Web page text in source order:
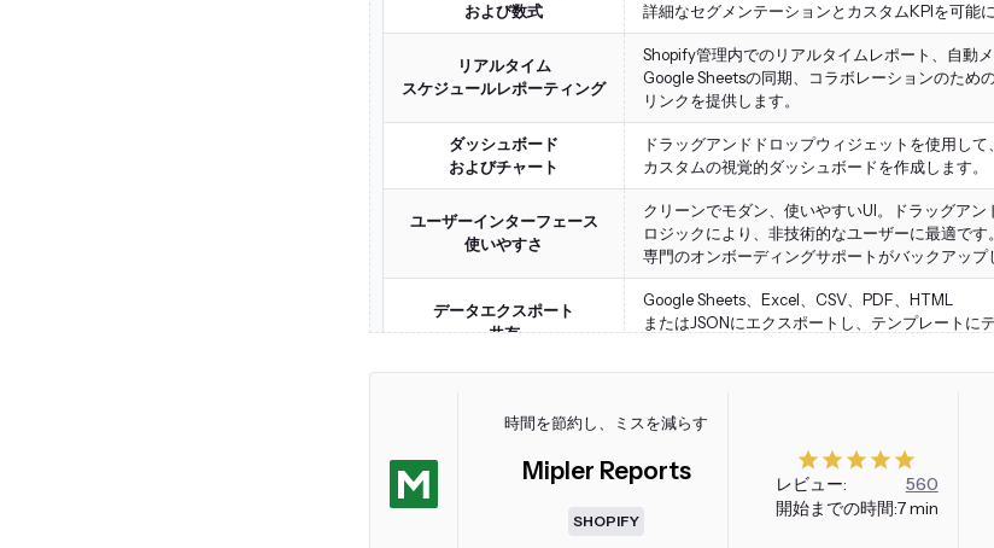
および数式
詳細なセグメンテーションとカスタムKPIを可能に
リアルタイム
スケジュールレポーティング
Shopify管理内でのリアルタイムレポート、自動メ
Google Sheetsの同期、コラボレーションのため
リンクを提供します。
ダッシュボード
およびチャート
ドラッグアンドドロップウィジェットを使用して、
カスタムの視覚的ダッシュボードを作成します。
ユーザーインターフェース
使いやすさ
クリーンでモダン、使いやすいUI。ドラッグアン
ロジックにより、非技術的なユーザーに最適です。
専門のオンボーディングサポートがバックアップ
データエクスポート
共有
Google Sheets、Excel、CSV、PDF、HTML
またはJSONにエクスポートし、テンプレートに
応答性
によるオンボーディングやレポート作成の手助
通話をスケジュールできます。
無料プランには100以上のレポートと毎日のメー
(最大1000注文)。月額$9.99から
無制限の注文、レポート、ダッシュボードが利
時間を節約し、ミスを減らす
Mipler Reports
SHOPIFY
レビュー:
560
開始までの時間:7 min